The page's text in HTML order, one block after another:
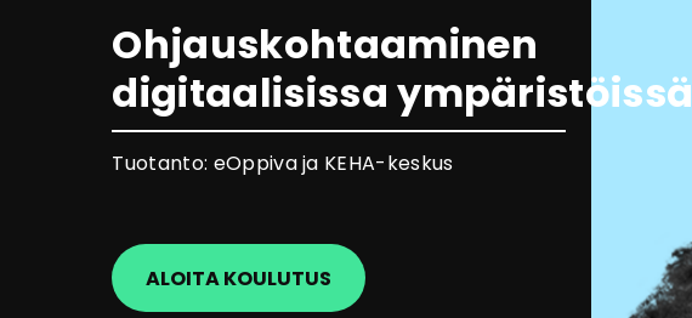
Ohjauskohtaaminen
digitaalisissa ympäristöissä
Tuotanto: eOppiva ja KEHA-keskus
ALOITA KOULUTUS